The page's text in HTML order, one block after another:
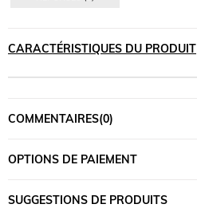
CARACTÉRISTIQUES DU PRODUIT
COMMENTAIRES(0)
OPTIONS DE PAIEMENT
SUGGESTIONS DE PRODUITS